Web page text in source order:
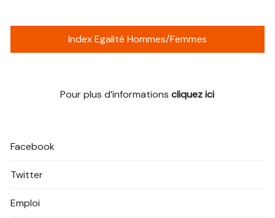
Index Egalité Hommes/Femmes
Pour plus d’informationscliquez ici
Facebook
Twitter
Emploi